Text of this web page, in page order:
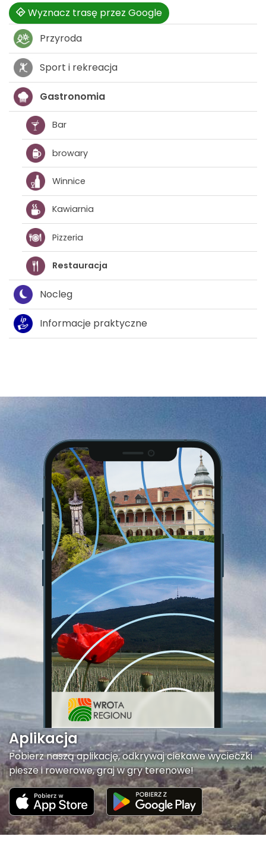
Wyznacz trasę przez Google
Przyroda
Sport i rekreacja
Gastronomia
Bar
browary
Winnice
Kawiarnia
Pizzeria
Restauracja
Nocleg
Informacje praktyczne
Aplikacja
Pobierz naszą aplikację, odkrywaj ciekawe wycieczki
piesze i rowerowe, graj w gry terenowe!